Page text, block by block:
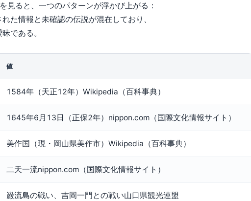
見ると、一つのパターンが浮かび上がる：
た情報と未確認の伝説が混在しており、
である。
値
1584年（天正12年）Wikipedia（百科事典）
1645年6月13日（正保2年）nippon.com（国際文化情報サイト）
美作国（現・岡山県美作市）Wikipedia（百科事典）
二天一流nippon.com（国際文化情報サイト）
巌流島の戦い、吉岡一門との戦い山口県観光連盟